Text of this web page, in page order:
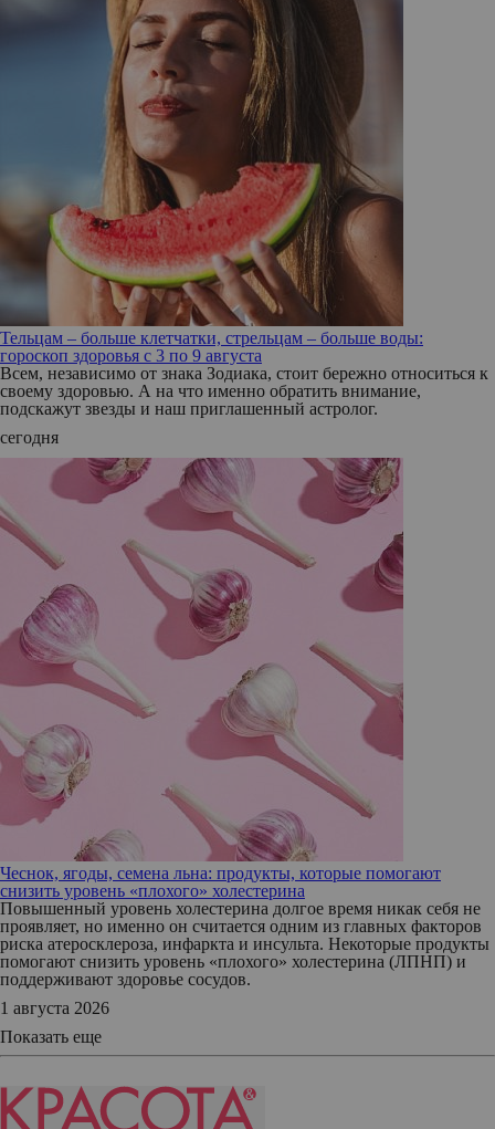
Тельцам – больше клетчатки, стрельцам – больше воды:
гороскоп здоровья с 3 по 9 августа
Всем, независимо от знака Зодиака, стоит бережно относиться к
своему здоровью. А на что именно обратить внимание,
подскажут звезды и наш приглашенный астролог.
сегодня
Чеснок, ягоды, семена льна: продукты, которые помогают
снизить уровень «плохого» холестерина
Повышенный уровень холестерина долгое время никак себя не
проявляет, но именно он считается одним из главных факторов
риска атеросклероза, инфаркта и инсульта. Некоторые продукты
помогают снизить уровень «плохого» холестерина (ЛПНП) и
поддерживают здоровье сосудов.
1 августа 2026
Показать еще